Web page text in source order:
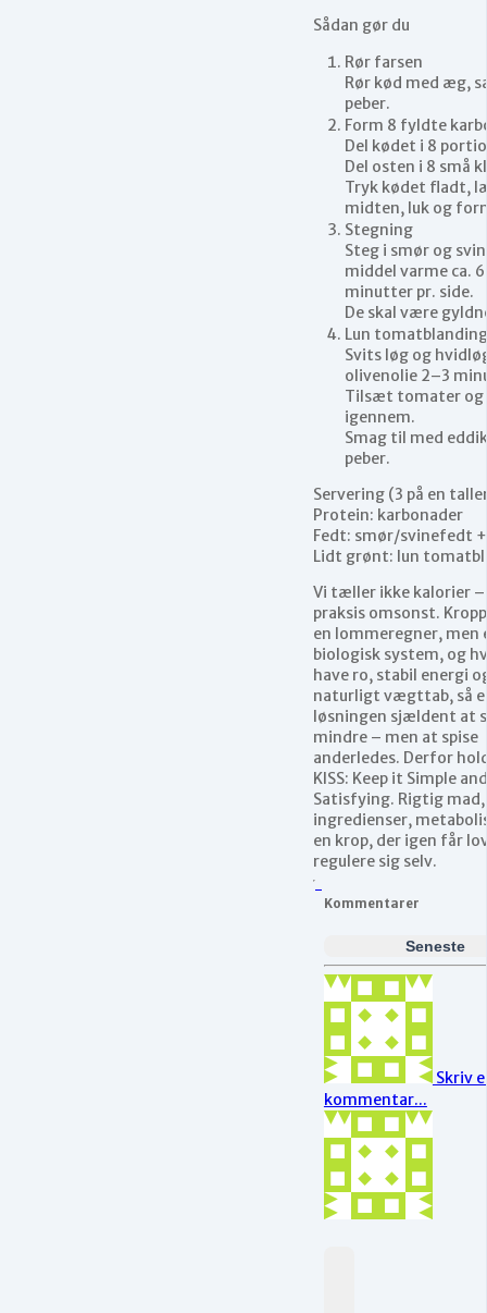
Sådan gør du
Rør farsen
Rør kød med æg,
peber.
Form 8 fyldte
Del kødet i 8
Del osten i 8 små
Tryk kødet fladt,
midten, luk og
Stegning
Steg i smør og
middel varme ca.
minutter pr. side.
De skal være
Lun tomatblanding
Svits løg og
olivenolie 2–3
Tilsæt tomater og
igennem.
Smag til med
peber.
Servering (3 på en
Protein: karbonader
Fedt: smør/svinefedt
Lidt grønt: lun
Vi tæller ikke kalorier
praksis omsonst.
en lommeregner, men
biologisk system, og
have ro, stabil energi
naturligt vægttab, så
løsningen sjældent at
mindre – men at spise
anderledes. Derfor
KISS: Keep it Simple and
Satisfying. Rigtig
ingredienser,
en krop, der igen får
regulere sig selv.
Kommentarer
Seneste
Skriv
kommentar...